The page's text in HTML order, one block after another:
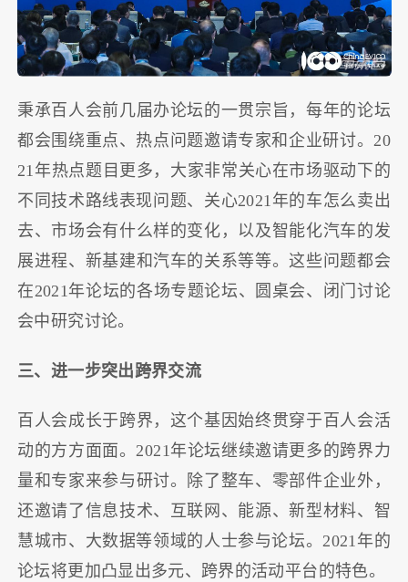
秉承百人会前几届办论坛的一贯宗旨，每年的论坛
都会围绕重点、热点问题邀请专家和企业研讨。20
21年热点题目更多，大家非常关心在市场驱动下的
不同技术路线表现问题、关心2021年的车怎么卖出
去、市场会有什么样的变化，以及智能化汽车的发
展进程、新基建和汽车的关系等等。这些问题都会
在2021年论坛的各场专题论坛、圆桌会、闭门讨论
会中研究讨论。
三、进一步突出跨界交流
百人会成长于跨界，这个基因始终贯穿于百人会活
动的方方面面。2021年论坛继续邀请更多的跨界力
量和专家来参与研讨。除了整车、零部件企业外，
还邀请了信息技术、互联网、能源、新型材料、智
慧城市、大数据等领域的人士参与论坛。2021年的
论坛将更加凸显出多元、跨界的活动平台的特色。